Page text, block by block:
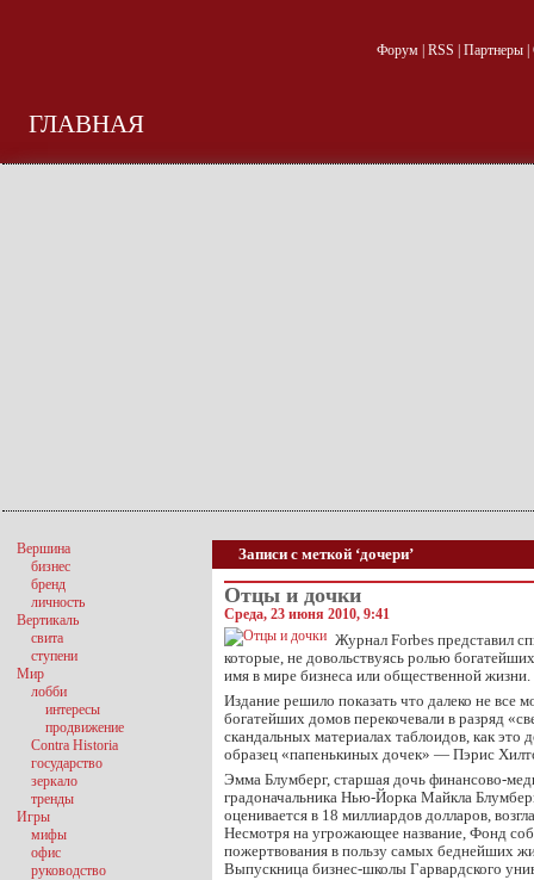
Форум| RSS Партнеры|
ГЛАВНАЯ
Записи с меткой ‘дочери’
Отцы и дочки
Среда, 23 июня 2010, 9:41
Журнал Forbes представил
которые, не довольствуясь ролью
имя в мире бизнеса или общественной жизни.
Издание решило показать что далеко не все
богатейших домов перекочевали в разряд
скандальных материалах таблоидов, как это
образец «папенькиных дочек» — Пэрис
Эмма Блумберг, старшая дочь финансово-
градоначальника Нью-Йорка Майкла
оценивается в 18 миллиардов долларов,
Несмотря на угрожающее название, Фонд
пожертвования в пользу самых беднейших
Выпускница бизнес-школы Гарвардского
Вершина
бизнес
бренд
личность
Вертикаль
свита
ступени
Мир
лобби
интересы
продвижение
Contra Historia
государство
зеркало
тренды
Игры
мифы
офис
руководство